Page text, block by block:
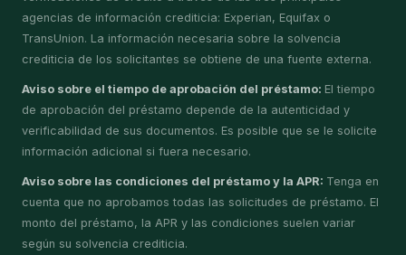
agencias de información crediticia: Experian, Equifax o
TransUnion. La información necesaria sobre la solvencia
crediticia de los solicitantes se obtiene de una fuente externa.
Aviso sobre el tiempo de aprobación del préstamo: El tiempo
de aprobación del préstamo depende de la autenticidad y
verificabilidad de sus documentos. Es posible que se le solicite
información adicional si fuera necesario.
Aviso sobre las condiciones del préstamo y la APR: Tenga en
cuenta que no aprobamos todas las solicitudes de préstamo. El
monto del préstamo, la APR y las condiciones suelen variar
según su solvencia crediticia.